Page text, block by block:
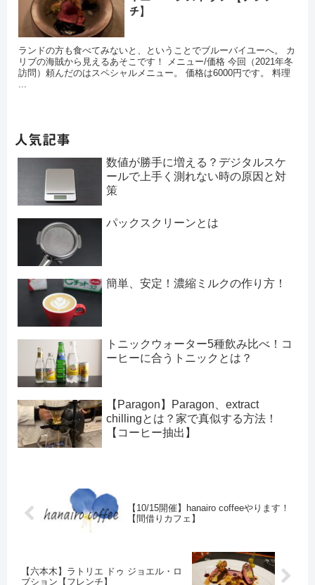
チ】
ランドの方も食べてみないと、ということでブルーバイユーへ。 カ
リブの海賊から見えるあそこです！ メニュー/価格 今回（2021年冬
訪問）頼んだのはスペシャルメニュー。 価格は6000円です。 料理
...
人気記事
数値が勝手に増える？デジタルスケ
ールで上手く測れない時の原因と対
策
パックスクリーンとは
簡単、安定！濃縮ミルクの作り方！
トニックウォーター5種飲み比べ！コ
ーヒーに合うトニックとは？
【Paragon】Paragon、extract
chillingとは？家で真似する方法！
【コーヒー抽出】
【10/15開催】hanairo coffeeやります！
【間借りカフェ】
【六本木】ラトリエ ドゥ ジョエル・ロ
ブション【フレンチ】